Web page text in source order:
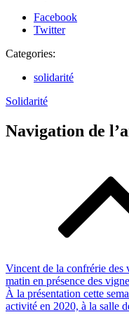
Facebook
Twitter
Categories:
solidarité
Solidarité
Navigation de
Vincent de la confrérie des
matin en présence des
À la présentation cette
activité en 2020, à la salle